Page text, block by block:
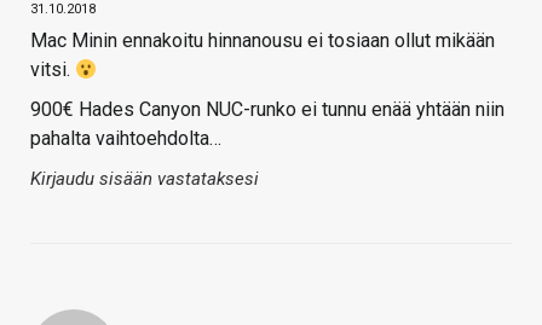
31.10.2018
Mac Minin ennakoitu hinnanousu ei tosiaan ollut mikään
vitsi.
900€ Hades Canyon NUC-runko ei tunnu enää yhtään niin
pahalta vaihtoehdolta…
Kirjaudu sisään vastataksesi